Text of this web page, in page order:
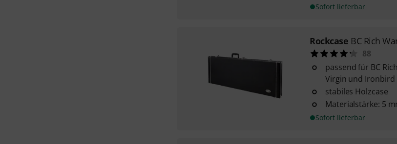
Sofort lieferbar
Rockcase BC Rich
88
passend für BC
Virgin und Ironbird
stabiles Holzcase
Materialstärke: 5
Sofort lieferbar